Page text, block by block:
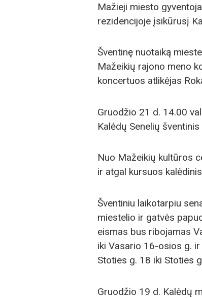
Mažieji miesto
rezidencijoje įsikūrusį
Šventinę nuotaiką
Mažeikių rajono meno
koncertuos atlikėjas
Gruodžio 21 d. 14.00
Kalėdų Senelių
Nuo Mažeikių kultūros
ir atgal kursuos
Šventiniu laikotarpiu
miestelio ir gatvės
eismas bus ribojamas
iki Vasario 16-osios g.
Stoties g. 18 iki Stoties
Gruodžio 19 d. Kalėdų